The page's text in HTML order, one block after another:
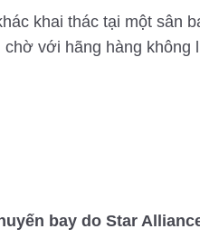
khai thác tại một sân
với hãng hàng không
bay do Star